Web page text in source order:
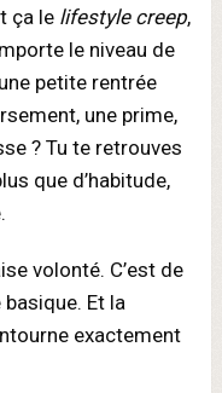
ça le lifestyle creep,
le niveau de
petite rentrée
une prime,
? Tu te retrouves
que d’habitude,
volonté. C’est de
Et la
exactement